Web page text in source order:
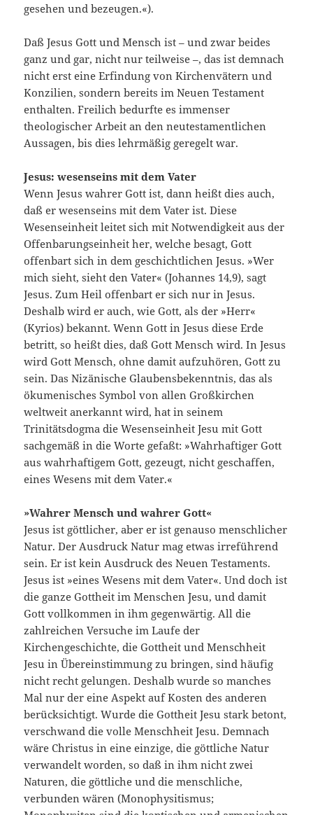
gesehen und bezeugen.«).
Daß Jesus Gott und Mensch ist – und zwar beides
ganz und gar, nicht nur teilweise –, das ist demnach
nicht erst eine Erfindung von Kirchenvätern und
Konzilien, sondern bereits im Neuen Testament
enthalten. Freilich bedurfte es immenser
theologischer Arbeit an den neutestamentlichen
Aussagen, bis dies lehrmäßig geregelt war.
Jesus: wesenseins mit dem Vater
Wenn Jesus wahrer Gott ist, dann heißt dies auch,
daß er wesenseins mit dem Vater ist. Diese
Wesenseinheit leitet sich mit Notwendigkeit aus der
Offenbarungseinheit her, welche besagt, Gott
offenbart sich in dem geschichtlichen Jesus. »Wer
mich sieht, sieht den Vater« (Johannes 14,9), sagt
Jesus. Zum Heil offenbart er sich nur in Jesus.
Deshalb wird er auch, wie Gott, als der »Herr«
(Kyrios) bekannt. Wenn Gott in Jesus diese Erde
betritt, so heißt dies, daß Gott Mensch wird. In Jesus
wird Gott Mensch, ohne damit aufzuhören, Gott zu
sein. Das Nizänische Glaubensbekenntnis, das als
ökumenisches Symbol von allen Großkirchen
weltweit anerkannt wird, hat in seinem
Trinitätsdogma die Wesenseinheit Jesu mit Gott
sachgemäß in die Worte gefaßt: »Wahrhaftiger Gott
aus wahrhaftigem Gott, gezeugt, nicht geschaffen,
eines Wesens mit dem Vater.«
»Wahrer Mensch und wahrer Gott«
Jesus ist göttlicher, aber er ist genauso menschlicher
Natur. Der Ausdruck Natur mag etwas irreführend
sein. Er ist kein Ausdruck des Neuen Testaments.
Jesus ist »eines Wesens mit dem Vater«. Und doch ist
die ganze Gottheit im Menschen Jesu, und damit
Gott vollkommen in ihm gegenwärtig. All die
zahlreichen Versuche im Laufe der
Kirchengeschichte, die Gottheit und Menschheit
Jesu in Übereinstimmung zu bringen, sind häufig
nicht recht gelungen. Deshalb wurde so manches
Mal nur der eine Aspekt auf Kosten des anderen
berücksichtigt. Wurde die Gottheit Jesu stark betont,
verschwand die volle Menschheit Jesu. Demnach
wäre Christus in eine einzige, die göttliche Natur
verwandelt worden, so daß in ihm nicht zwei
Naturen, die göttliche und die menschliche,
verbunden wären (Monophysitismus;